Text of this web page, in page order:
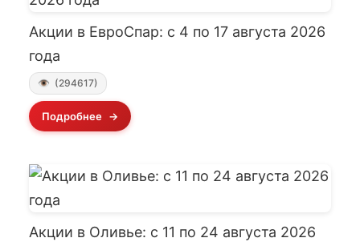
Акции в ЕвроСпар: с 4 по 17 августа 2026
года
(294617)
Подробнее
Акции в Оливье: с 11 по 24 августа 2026